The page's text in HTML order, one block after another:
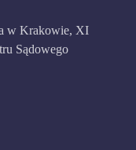
w Krakowie, XI
Sądowego